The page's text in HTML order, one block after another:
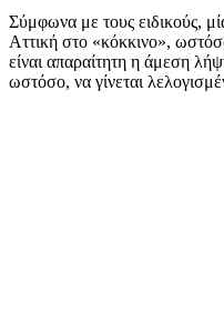
Σύμφωνα με τους ειδικούς,
Αττική στο «κόκκινο»,
είναι απαραίτητη η άμεση
ωστόσο, να γίνεται